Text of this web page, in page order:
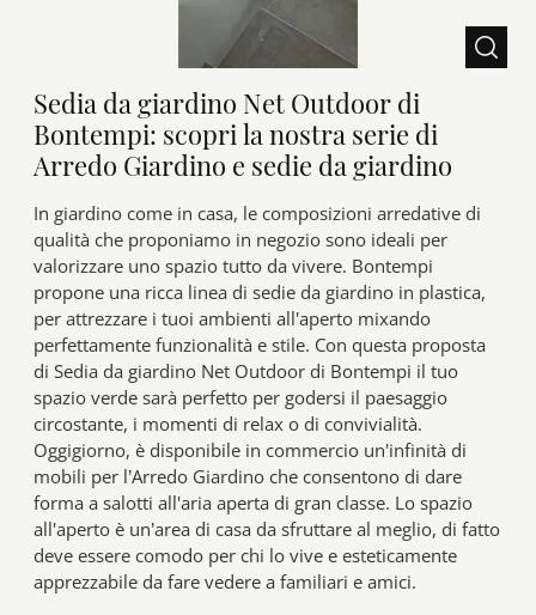
Sedia da giardino Net Outdoor di
Bontempi: scopri la nostra serie di
Arredo Giardino e sedie da giardino
In giardino come in casa, le composizioni arredative di
qualità che proponiamo in negozio sono ideali per
valorizzare uno spazio tutto da vivere. Bontempi
propone una ricca linea di sedie da giardino in plastica,
per attrezzare i tuoi ambienti all'aperto mixando
perfettamente funzionalità e stile. Con questa proposta
di Sedia da giardino Net Outdoor di Bontempi il tuo
spazio verde sarà perfetto per godersi il paesaggio
circostante, i momenti di relax o di convivialità.
Oggigiorno, è disponibile in commercio un'infinità di
mobili per l’Arredo Giardino che consentono di dare
forma a salotti all'aria aperta di gran classe. Lo spazio
all'aperto è un’area di casa da sfruttare al meglio, di fatto
deve essere comodo per chi lo vive e esteticamente
apprezzabile da fare vedere a familiari e amici.